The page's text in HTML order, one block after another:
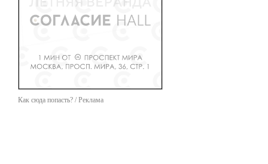
Как сюда попасть? / Реклама